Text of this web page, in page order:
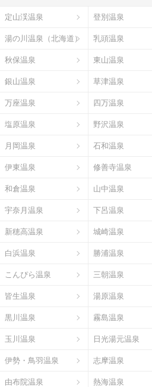
定山渓温泉 登別温泉
湯の川温泉（北海道） 乳頭温泉
秋保温泉 東山温泉
銀山温泉 草津温泉
万座温泉 四万温泉
塩原温泉 野沢温泉
月岡温泉 石和温泉
伊東温泉 修善寺温泉
和倉温泉 山中温泉
宇奈月温泉 下呂温泉
新穂高温泉 城崎温泉
白浜温泉 勝浦温泉
こんぴら温泉 三朝温泉
皆生温泉 湯原温泉
黒川温泉 霧島温泉
玉川温泉 日光湯元温泉
伊勢・鳥羽温泉 志摩温泉
由布院温泉 熱海温泉